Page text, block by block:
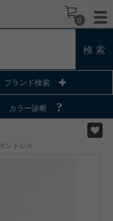
0
検 索
ブランド検索
カラー診断
ンドレス